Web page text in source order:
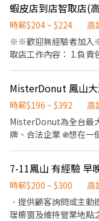
148號之1-3 上班時段
排休 (遇內政部所定應
管機關指定應放假之日
到的第一週有門市訓練
於實體門市訓練 - ✨
＃投遞請快，面試請別
蝦皮店到店智取店(
時薪$204 ~ $224
高
※※歡迎無經驗者加入
取店工作內容： 1.負責
可彈性配合 工作時間，看這裡⬇️看這裡⬇️ 早班時間：0700-
1200/0730-1230/
2-5小時，一樣會依門
時數唷 晚班時間 : (17:30~18:30)~(22:30~23:30) 薪資待遇： 時薪
店-高雄市鳳山區五甲
區仁愛路63號1樓 鳳山
1樓 鳳山文龍 - 智取店
MisterDonut 鳳山
時薪$196 ~ $392
高
MisterDonut為全台最
牌、合法企業 ֍想在一
潔。 ֍採週排班需配合
每週排休2天，滿半年另有特休假。 【服儀
飾品（包括手錶） ֍
需剪短，不能做任何指甲
7-11鳳山 有經驗 早
時薪$200 ~ $300
高
．提供顧客詢問或主
理櫥窗及維持營業地點